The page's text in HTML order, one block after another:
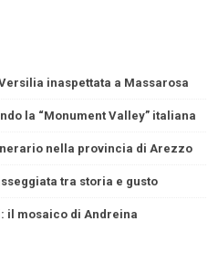
inaspettata a Massarosa
la “Monument Valley” italiana
nella provincia di Arezzo
tra storia e gusto
il mosaico di Andreina